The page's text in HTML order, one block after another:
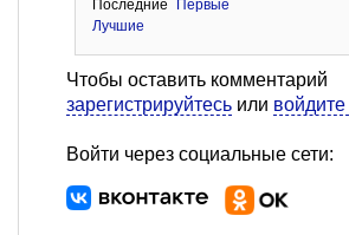
Последние
Первые
Лучшие
Чтобы оставить комментарий
зарегистрируйтесь или
Войти через социальные сети: